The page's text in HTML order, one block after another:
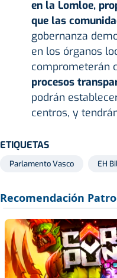
en la Lomloe,
que las
gobernanza
en los órganos
comprometerán
procesos
podrán
centros, y
ETIQUETAS
Parlamento Vasco EH